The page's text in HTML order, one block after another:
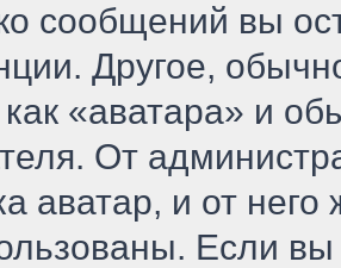
сообщений вы
Другое,
как «аватара» и
От
аватар, и от него
Если